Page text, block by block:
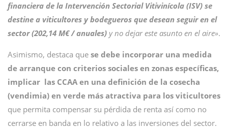
financiera de la Intervención Sectorial Vitivinícola (ISV) se
destine a viticultores y bodegueros que desean seguir en el
sector (202,14 M€ / anuales) y no dejar este asunto en el aire».
Asimismo, destaca que se debe incorporar una medida
de arranque con criterios sociales en zonas específicas,
implicar las CCAA en una definición de la cosecha
(vendimia) en verde más atractiva para los viticultores
que permita compensar su pérdida de renta así como no
cerrarse en banda en lo relativo a las inversiones del sector.